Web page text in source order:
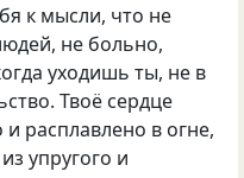
к мысли, что не
не больно,
уходишь ты, не в
Твоё сердце
расплавлено в огне,
упругого и